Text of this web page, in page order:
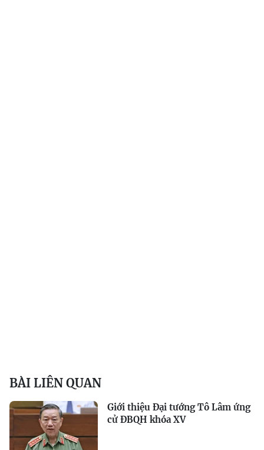
BÀI LIÊN QUAN
Giới thiệu Đại tướng Tô Lâm ứng
cử ĐBQH khóa XV